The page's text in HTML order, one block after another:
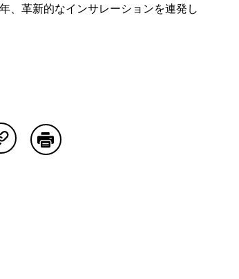
、革新的なインサレーションを連発し